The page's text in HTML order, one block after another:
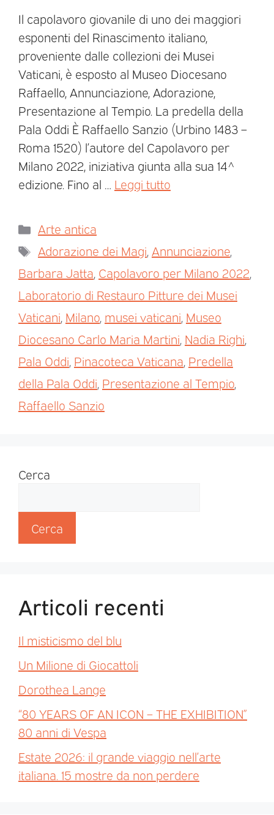
Il capolavoro giovanile di uno dei maggiori
esponenti del Rinascimento italiano,
proveniente dalle collezioni dei Musei
Vaticani, è esposto al Museo Diocesano
Raffaello, Annunciazione, Adorazione,
Presentazione al Tempio. La predella della
Pala Oddi È Raffaello Sanzio (Urbino 1483 –
Roma 1520) l’autore del Capolavoro per
Milano 2022, iniziativa giunta alla sua 14^
edizione. Fino al … Leggi tutto
Arte antica
Adorazione dei Magi, Annunciazione,
Barbara Jatta, Capolavoro per Milano 2022,
Laboratorio di Restauro Pitture dei Musei
Vaticani, Milano, musei vaticani, Museo
Diocesano Carlo Maria Martini, Nadia Righi,
Pala Oddi, Pinacoteca Vaticana, Predella
della Pala Oddi, Presentazione al Tempio,
Raffaello Sanzio
Cerca
Cerca
Articoli recenti
Il misticismo del blu
Un Milione di Giocattoli
Dorothea Lange
“80 YEARS OF AN ICON – THE EXHIBITION”
80 anni di Vespa
Estate 2026: il grande viaggio nell’arte
italiana. 15 mostre da non perdere